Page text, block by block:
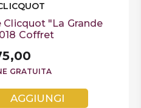
Clicquot "La Grande
Coffret
GRATUITA
AGGIUNGI